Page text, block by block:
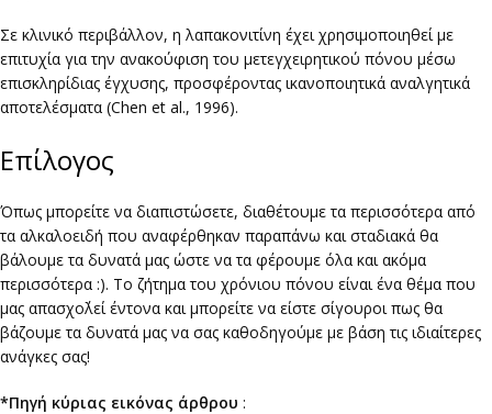
Σε κλινικό περιβάλλον, η λαπακονιτίνη έχει χρησιμοποιηθεί με
επιτυχία για την ανακούφιση του μετεγχειρητικού πόνου μέσω
επισκληρίδιας έγχυσης, προσφέροντας ικανοποιητικά αναλγητικά
αποτελέσματα (Chen et al., 1996).
Επίλογος
Όπως μπορείτε να διαπιστώσετε, διαθέτουμε τα περισσότερα από
τα αλκαλοειδή που αναφέρθηκαν παραπάνω και σταδιακά θα
βάλουμε τα δυνατά μας ώστε να τα φέρουμε όλα και ακόμα
περισσότερα :). Το ζήτημα του χρόνιου πόνου είναι ένα θέμα που
μας απασχο΄λεί έντονα και μπορείτε να είστε σίγουροι πως θα
βάζουμε τα δυνατά μας να σας καθοδηγούμε με βάση τις ιδιαίτερες
ανάγκες σας!
*Πηγή κύριας εικόνας άρθρου :